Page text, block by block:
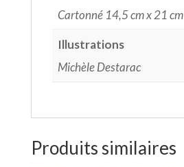
Cartonné 14,5 cm x 21 cm
Illustrations
Michèle Destarac
Produits similaires